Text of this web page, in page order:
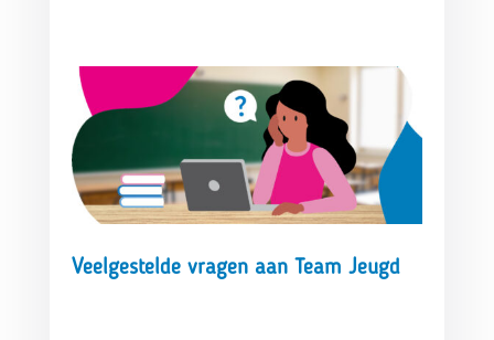
Veelgestelde vragen aan Team Jeugd